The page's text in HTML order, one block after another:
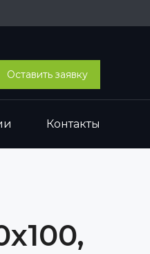
Оставить заявку
Контакты